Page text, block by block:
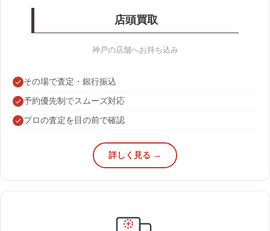
店頭買取
神戸の店舗へお持ち込み
その場で査定・銀行振込
予約優先制でスムーズ対応
プロの査定を目の前で確認
詳しく見る →